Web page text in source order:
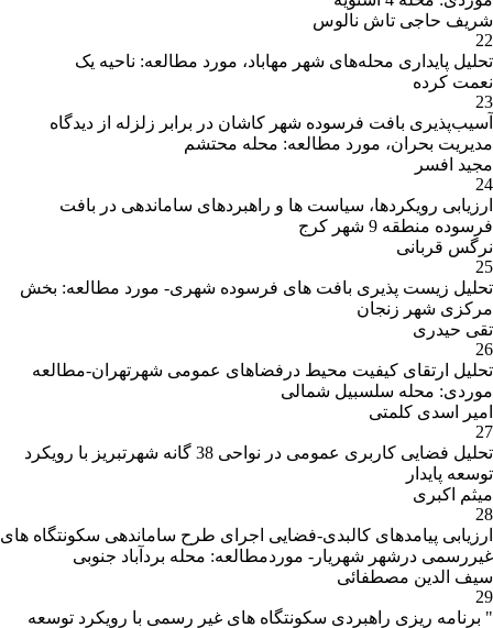
شریف حاجی تاش نالوس
22
تحلیل پایداری محله‌های شهر مهاباد، مورد مطالعه: ناحیه یک
نعمت کرده
23
آسیب‌پذیری بافت فرسوده شهر کاشان در برابر زلزله از دیدگاه
مدیریت بحران، مورد مطالعه: محله محتشم
مجید افسر
24
ارزیابی رویکردها، سیاست ها و راهبردهای ساماندهی در بافت
فرسوده منطقه 9 شهر کرج
نرگس قربانی
25
تحلیل زیست پذیری بافت های فرسوده شهری- مورد مطالعه: بخش
مرکزی شهر زنجان
تقی حیدری
26
تحلیل ارتقای کیفیت محیط درفضاهای عمومی شهرتهران-مطالعه
موردی: محله سلسبیل شمالی
امیر اسدی کلمتی
27
تحلیل فضایی کاربری عمومی در نواحی 38 گانه شهرتبریز با رویکرد
توسعه پایدار
میثم اکبری
28
ارزیابی پیامدهای کالبدی-فضایی اجرای طرح ساماندهی سکونتگاه های
غیررسمی درشهر شهریار- موردمطالعه: محله بردآباد جنوبی
سیف الدین مصطفائی
29
" برنامه ریزی راهبردی سکونتگاه های غیر رسمی با رویکرد توسعه